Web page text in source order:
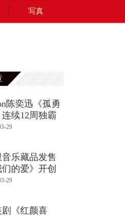
写真
陈奕迅《孤勇
续12周独霸
平
29
音乐藏品发售
们的爱》开创
29
剧《红颜喜